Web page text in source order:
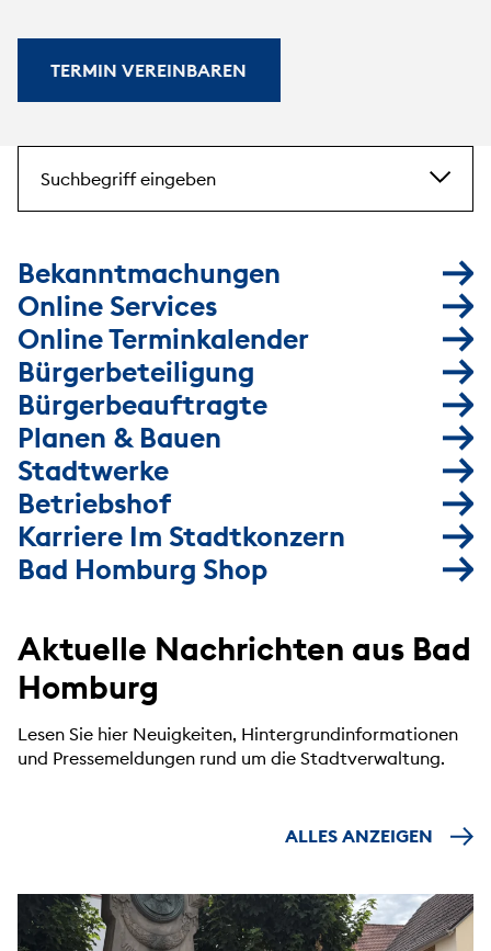
TERMIN VEREINBAREN
Suchbegriff eingeben
Bekanntmachungen
Online Services
Online Terminkalender
Bürgerbeteiligung
Bürgerbeauftragte
Planen & Bauen
Stadtwerke
Betriebshof
Karriere Im Stadtkonzern
Bad Homburg Shop
Aktuelle Nachrichten aus Bad
Homburg
Lesen Sie hier Neuigkeiten, Hintergrundinformationen
und Pressemeldungen rund um die Stadtverwaltung.
ALLES ANZEIGEN